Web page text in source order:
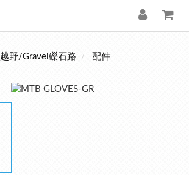
越野/Gravel礫石路 配件